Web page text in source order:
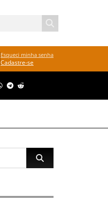
Esqueci minha senha
Cadastre-se